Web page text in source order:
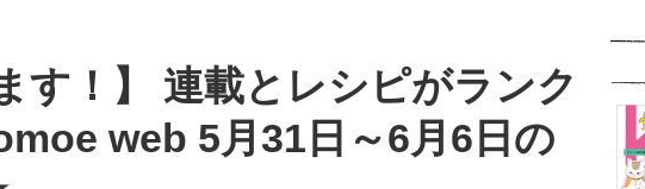
す！】 連載とレシピがランク
web 5月31日～6月6日の